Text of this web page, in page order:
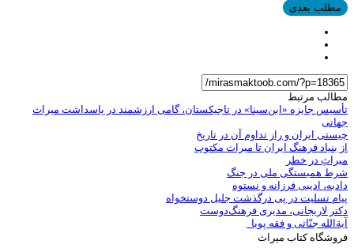
مطلب بعدی
مطالب مرتبط
تأسیس جایزه «ابن‌سینا» در تاجیکستان، گامی ارزشمند در پاسداشت میراث
جهانی
چیستی ایران و راز تداوم آن در تاریخ
از بنیاد فرهنگ ایران تا میراث مکتوب
میراثِ در خطر
شرط همبستگی ملی در جنگ
دادبه، ادیبی فرزانه و نستوه
پیام تسلیت در پی درگذشت جلیل دوستخواه
دکتر لاریجانی، مدیری فرهنگ‌دوست
آیة‌الله جنّاتی و فقه پویا
فروشگاه کتاب میراث